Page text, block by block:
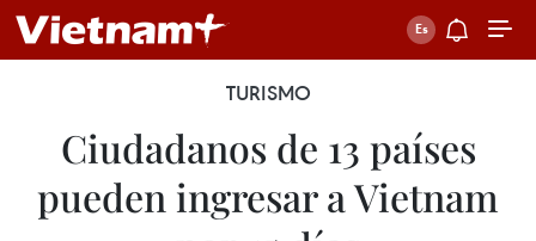
TURISMO
Ciudadanos de 13 países
pueden ingresar a Vietnam